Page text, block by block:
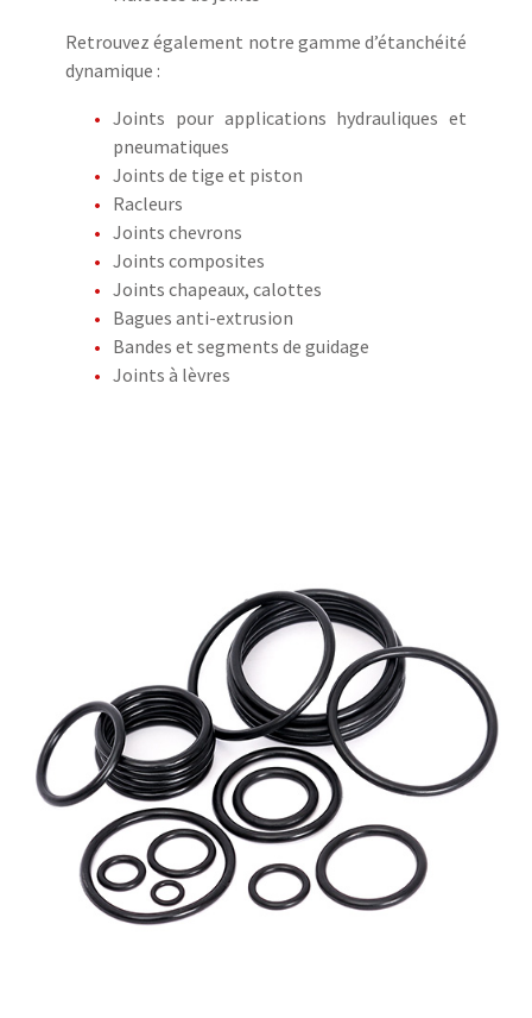
Retrouvez également notre gamme d’étanchéité
dynamique :
Joints pour applications hydrauliques et
pneumatiques
Joints de tige et piston
Racleurs
Joints chevrons
Joints composites
Joints chapeaux, calottes
Bagues anti-extrusion
Bandes et segments de guidage
Joints à lèvres